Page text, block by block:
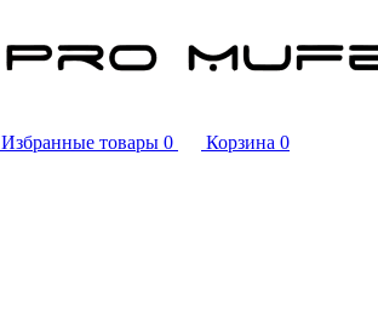
Избранные товары 0 Корзина 0